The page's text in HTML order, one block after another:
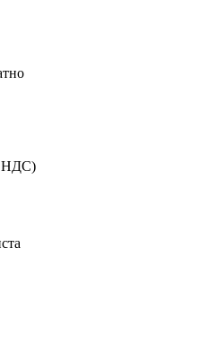
НДС)